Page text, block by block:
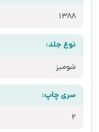
1388
نوع جلد:
شومیز
سری چاپ:
2